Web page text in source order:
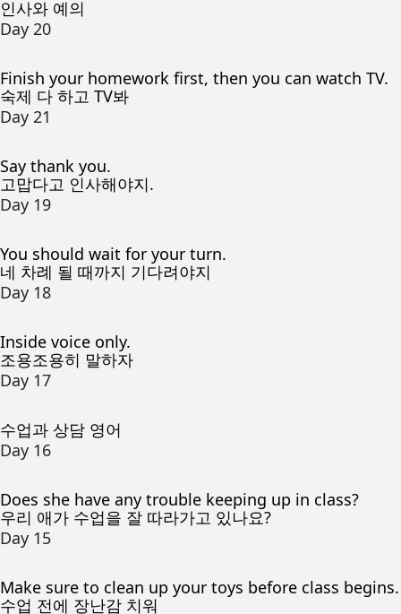
인사와 예의
Day 20
Finish your homework first, then you can watch TV.
숙제 다 하고 TV봐
Day 21
Say thank you.
고맙다고 인사해야지.
Day 19
You should wait for your turn.
네 차례 될 때까지 기다려야지
Day 18
Inside voice only.
조용조용히 말하자
Day 17
수업과 상담 영어
Day 16
Does she have any trouble keeping up in class?
우리 애가 수업을 잘 따라가고 있나요?
Day 15
Make sure to clean up your toys before class begins.
수업 전에 장난감 치워